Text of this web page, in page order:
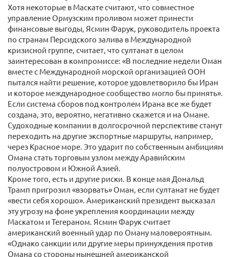
Хотя некоторые в Маскате считают, что совместное
управление Ормузским проливом может принести
финансовые выгоды, Ясмин Фарук, руководитель проекта
по странам Персидского залива в Международной
кризисной группе, считает, что султанат в целом
заинтересован в компромиссе: «В последние недели Оман
вместе с Международной морской организацией ООН
пытался найти решение, которое удовлетворило бы Иран
и которое международное сообщество могло бы принять».
Если система сборов под контролем Ирана все же будет
создана, это, вероятно, негативно скажется и на Омане.
Судоходные компании в долгосрочной перспективе станут
переходить на другие экспортные маршруты, например,
через Красное море. Это ударит по собственным амбициям
Омана стать торговым узлом между Аравийским
полуостровом и Южной Азией.
Кроме того, есть и другие риски. В конце мая Дональд
Трамп пригрозил «взорвать» Оман, если султанат не будет
«вести себя хорошо». Американский президент высказал
эту угрозу на фоне укрепления координации между
Маскатом и Тегераном. Ясмин Фарук считает
американский военный удар по Оману маловероятным.
«Однако санкции или другие меры принуждения против
Омана со стороны нынешней американской